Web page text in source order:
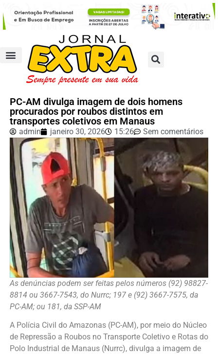
PC-AM divulga imagem de dois homens
procurados por roubos distintos em
transportes coletivos em Manaus
admin janeiro 30, 2026 15:26 Sem comentários
As denúncias podem ser feitas pelos números (92) 98827-
8814 ou 3667-7543, do Nurrc; 197 e (92) 3667-7575, da
PC-AM; ou 181, da SSP-AM
A Polícia Civil do Amazonas (PC-AM), por meio do Núcleo
de Repressão a Roubos no Transporte Coletivo e Rotas do
Polo Industrial de Manaus (Nurrc), divulga a imagem de